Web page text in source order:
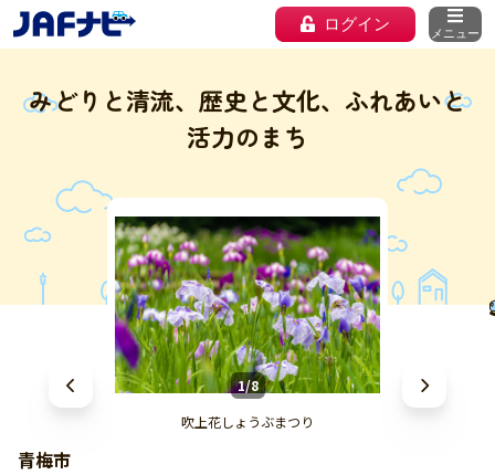
ログイン メニュー
みどりと清流、歴史と文化、ふれあいと
活力のまち
1/8
吹上花しょうぶまつり
青梅市